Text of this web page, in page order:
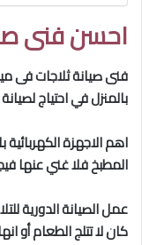
احسن فنى
فنى صيانة ثلاجات فى
بالمنزل في احتياج
اهم الاجهزة
المطبخ فلا غني عنها
عمل الصيانة الدورية
كان لا تتلج الطعام أو